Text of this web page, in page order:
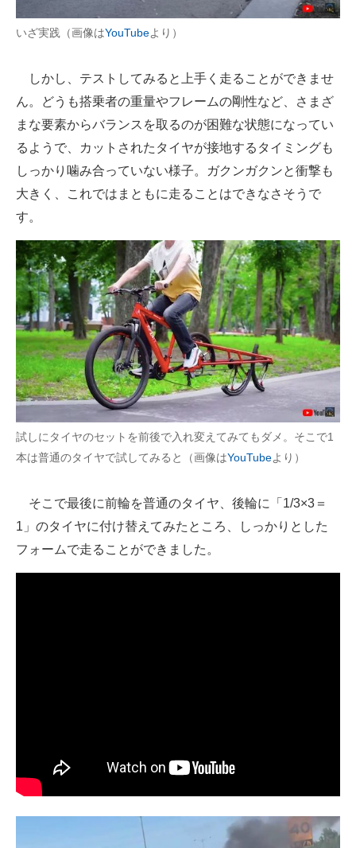
いざ実践（画像はYouTubeより）
しかし、テストしてみると上手く走ることができませ
ん。どうも搭乗者の重量やフレームの剛性など、さまざ
まな要素からバランスを取るのが困難な状態になってい
るようで、カットされたタイヤが接地するタイミングも
しっかり噛み合っていない様子。ガクンガクンと衝撃も
大きく、これではまともに走ることはできなさそうで
す。
試しにタイヤのセットを前後で入れ変えてみてもダメ。そこで1
本は普通のタイヤで試してみると（画像はYouTubeより）
そこで最後に前輪を普通のタイヤ、後輪に「1/3×3＝
1」のタイヤに付け替えてみたところ、しっかりとした
フォームで走ることができました。